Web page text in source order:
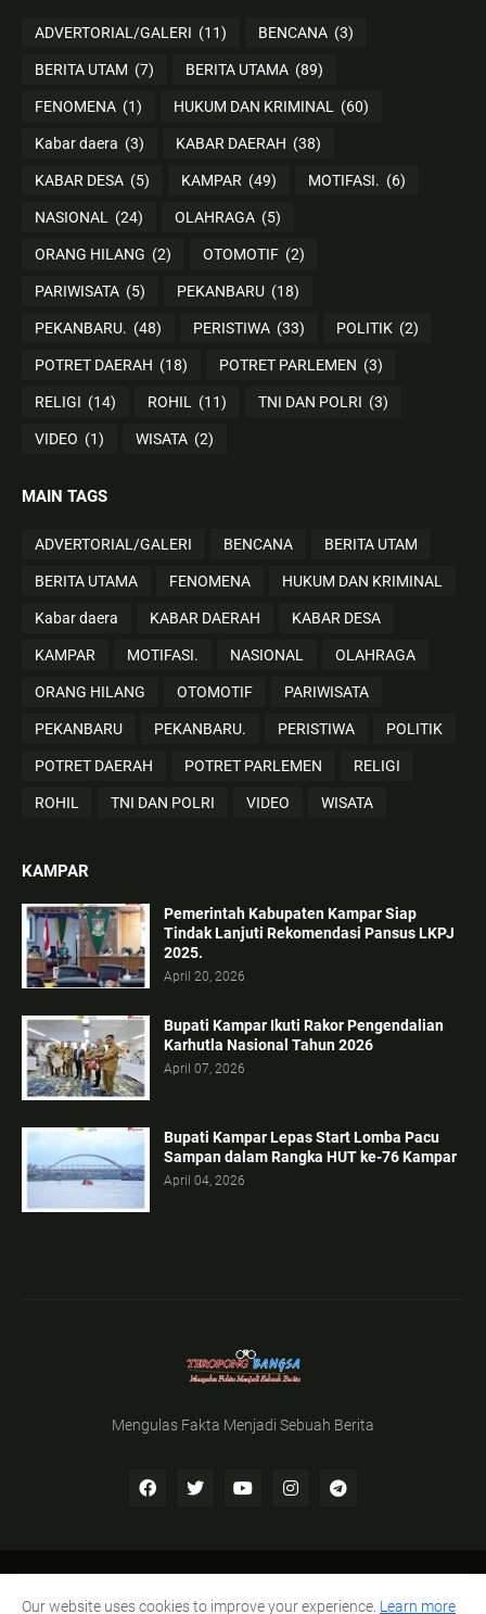
ADVERTORIAL/GALERI (11) BENCANA (3)
BERITA UTAM (7) BERITA UTAMA (89)
FENOMENA (1) HUKUM DAN KRIMINAL (60)
Kabar daera (3) KABAR DAERAH (38)
KABAR DESA (5) KAMPAR (49) MOTIFASI. (6)
NASIONAL (24) OLAHRAGA (5)
ORANG HILANG (2) OTOMOTIF (2)
PARIWISATA (5) PEKANBARU (18)
PEKANBARU. (48) PERISTIWA (33) POLITIK (2)
POTRET DAERAH (18) POTRET PARLEMEN (3)
RELIGI (14) ROHIL (11) TNI DAN POLRI (3)
VIDEO (1) WISATA (2)
MAIN TAGS
ADVERTORIAL/GALERI BENCANA BERITA UTAM
BERITA UTAMA FENOMENA HUKUM DAN KRIMINAL
Kabar daera KABAR DAERAH KABAR DESA
KAMPAR MOTIFASI. NASIONAL OLAHRAGA
ORANG HILANG OTOMOTIF PARIWISATA
PEKANBARU PEKANBARU. PERISTIWA POLITIK
POTRET DAERAH POTRET PARLEMEN RELIGI
ROHIL TNI DAN POLRI VIDEO WISATA
KAMPAR
Pemerintah Kabupaten Kampar Siap
Tindak Lanjuti Rekomendasi Pansus LKPJ
2025.
April 20, 2026
Bupati Kampar Ikuti Rakor Pengendalian
Karhutla Nasional Tahun 2026
April 07, 2026
Bupati Kampar Lepas Start Lomba Pacu
Sampan dalam Rangka HUT ke-76 Kampar
April 04, 2026
Mengulas Fakta Menjadi Sebuah Berita
Our website uses cookies to improve your experience. Learn more